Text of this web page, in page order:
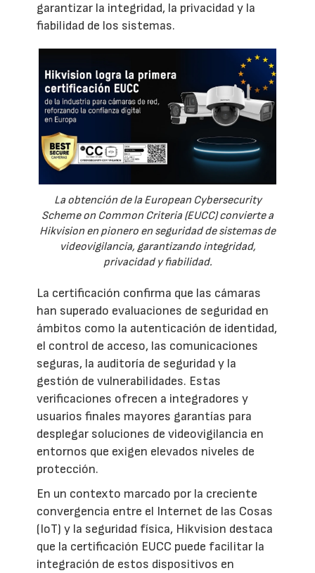
garantizar la integridad, la privacidad y la
fiabilidad de los sistemas.
La obtención de la European Cybersecurity
Scheme on Common Criteria (EUCC) convierte a
Hikvision en pionero en seguridad de sistemas de
videovigilancia, garantizando integridad,
privacidad y fiabilidad.
La certificación confirma que las cámaras
han superado evaluaciones de seguridad en
ámbitos como la autenticación de identidad,
el control de acceso, las comunicaciones
seguras, la auditoría de seguridad y la
gestión de vulnerabilidades. Estas
verificaciones ofrecen a integradores y
usuarios finales mayores garantías para
desplegar soluciones de videovigilancia en
entornos que exigen elevados niveles de
protección.
En un contexto marcado por la creciente
convergencia entre el Internet de las Cosas
(IoT) y la seguridad física, Hikvision destaca
que la certificación EUCC puede facilitar la
integración de estos dispositivos en